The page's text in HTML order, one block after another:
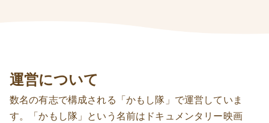
運営について
数名の有志で構成される「かもし隊」で運営していま
す。「かもし隊」という名前はドキュメンタリー映画